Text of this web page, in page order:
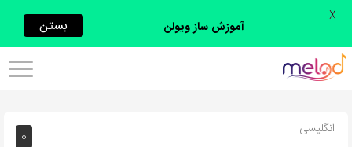
اشتراک
با
0 انگلیسی
آموزش ساز ویولن بستن X